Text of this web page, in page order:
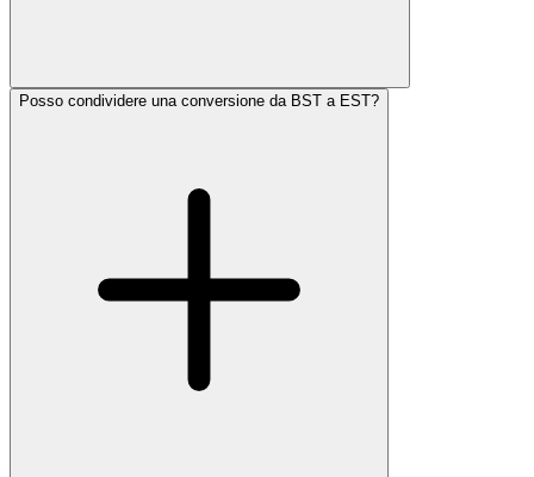
Posso condividere una conversione da BST a EST?